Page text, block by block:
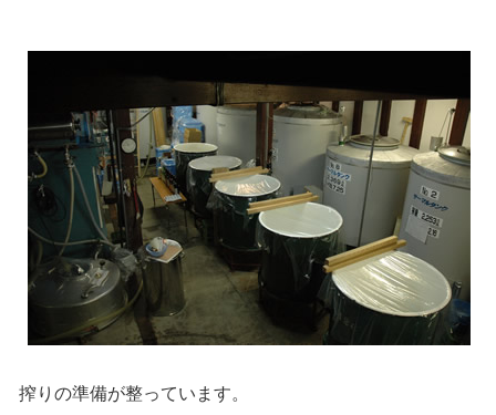
搾りの準備が整っています。